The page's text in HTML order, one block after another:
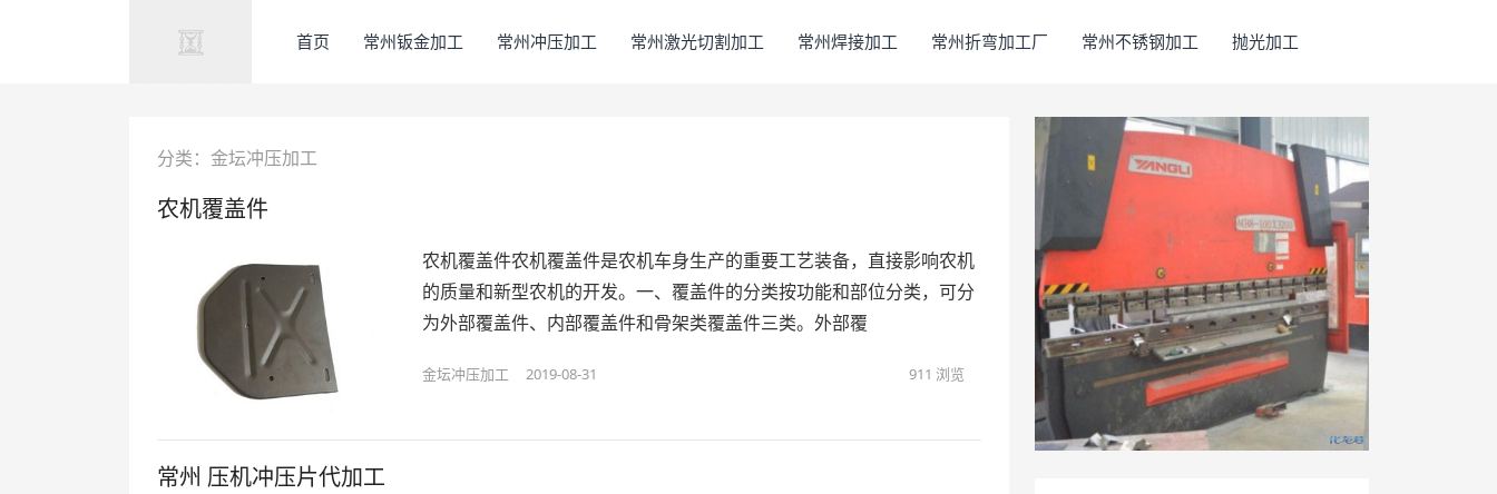
首页 常州钣金加工 常州冲压加工 常州激光切割加工 常州焊接加工 常州折弯加工厂 常州不锈钢加工 抛光加工
分类：金坛冲压加工
农机覆盖件
农机覆盖件​农机覆盖件是农机车身生产的重要工艺装备，直接影响农机
的质量和新型农机的开发。一、覆盖件的分类按功能和部位分类，可分
为外部覆盖件、内部覆盖件和骨架类覆盖件三类。外部覆
金坛冲压加工 2019-08-31 911 浏览
常州 压机冲压片代加工